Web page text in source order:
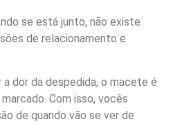
se está junto, não existe
de relacionamento e
a dor da despedida, o macete é
Com isso, vocês
de quando vão se ver de